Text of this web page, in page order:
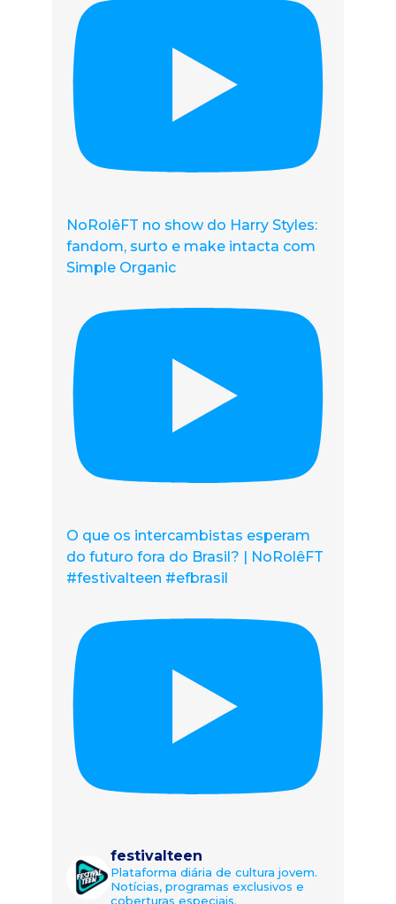
NoRolêFT no show do Harry Styles:
fandom, surto e make intacta com
Simple Organic
O que os intercambistas esperam
do futuro fora do Brasil? | NoRolêFT
#festivalteen #efbrasil
festivalteen
Plataforma diária de cultura jovem.
Notícias, programas exclusivos e
coberturas especiais.